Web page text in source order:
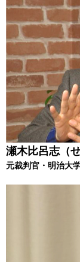
瀬木比呂志（
元裁判官・明治大